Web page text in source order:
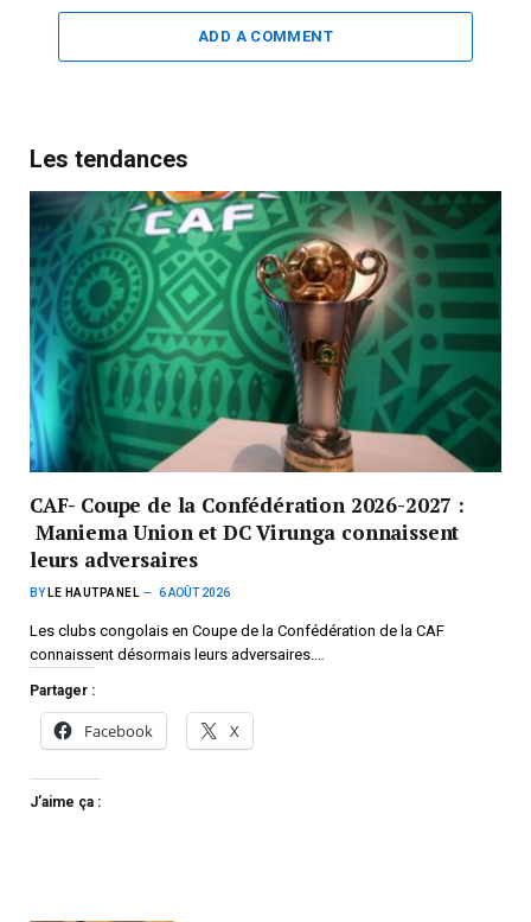
ADD A COMMENT
Les tendances
CAF- Coupe de la Confédération 2026-2027 :
Maniema Union et DC Virunga connaissent
leurs adversaires
BY LE HAUTPANEL 6 AOÛT 2026
Les clubs congolais en Coupe de la Confédération de la CAF
connaissent désormais leurs adversaires.…
Partager :
Facebook X
J’aime ça :